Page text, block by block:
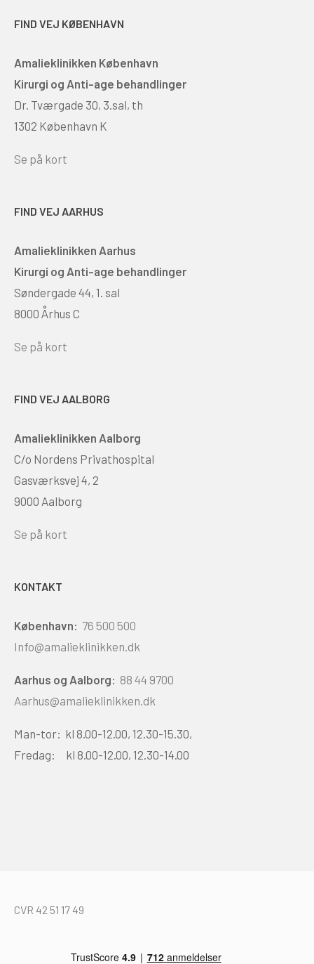
FIND VEJ KØBENHAVN
Amalieklinikken København
Kirurgi og Anti-age behandlinger
Dr. Tværgade 30, 3.sal, th
1302 København K
Se på kort
FIND VEJ AARHUS
Amalieklinikken Aarhus
Kirurgi og Anti-age behandlinger
Søndergade 44, 1. sal
8000 Århus C
Se på kort
FIND VEJ AALBORG
Amalieklinikken Aalborg
C/o Nordens Privathospital
Gasværksvej 4, 2
9000 Aalborg
Se på kort
KONTAKT
København: 76 500 500
Info@amalieklinikken.dk
Aarhus og Aalborg: 88 44 9700
Aarhus@amalieklinikken.dk
Man-tor: kl 8.00-12.00, 12.30-15.30,
Fredag: kl 8.00-12.00, 12.30-14.00
CVR 42 51 17 49